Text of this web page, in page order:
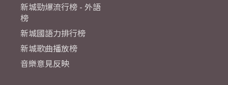
新城勁爆流行榜 - 外語
榜
新城國語力排行榜
新城歌曲播放榜
音樂意見反映